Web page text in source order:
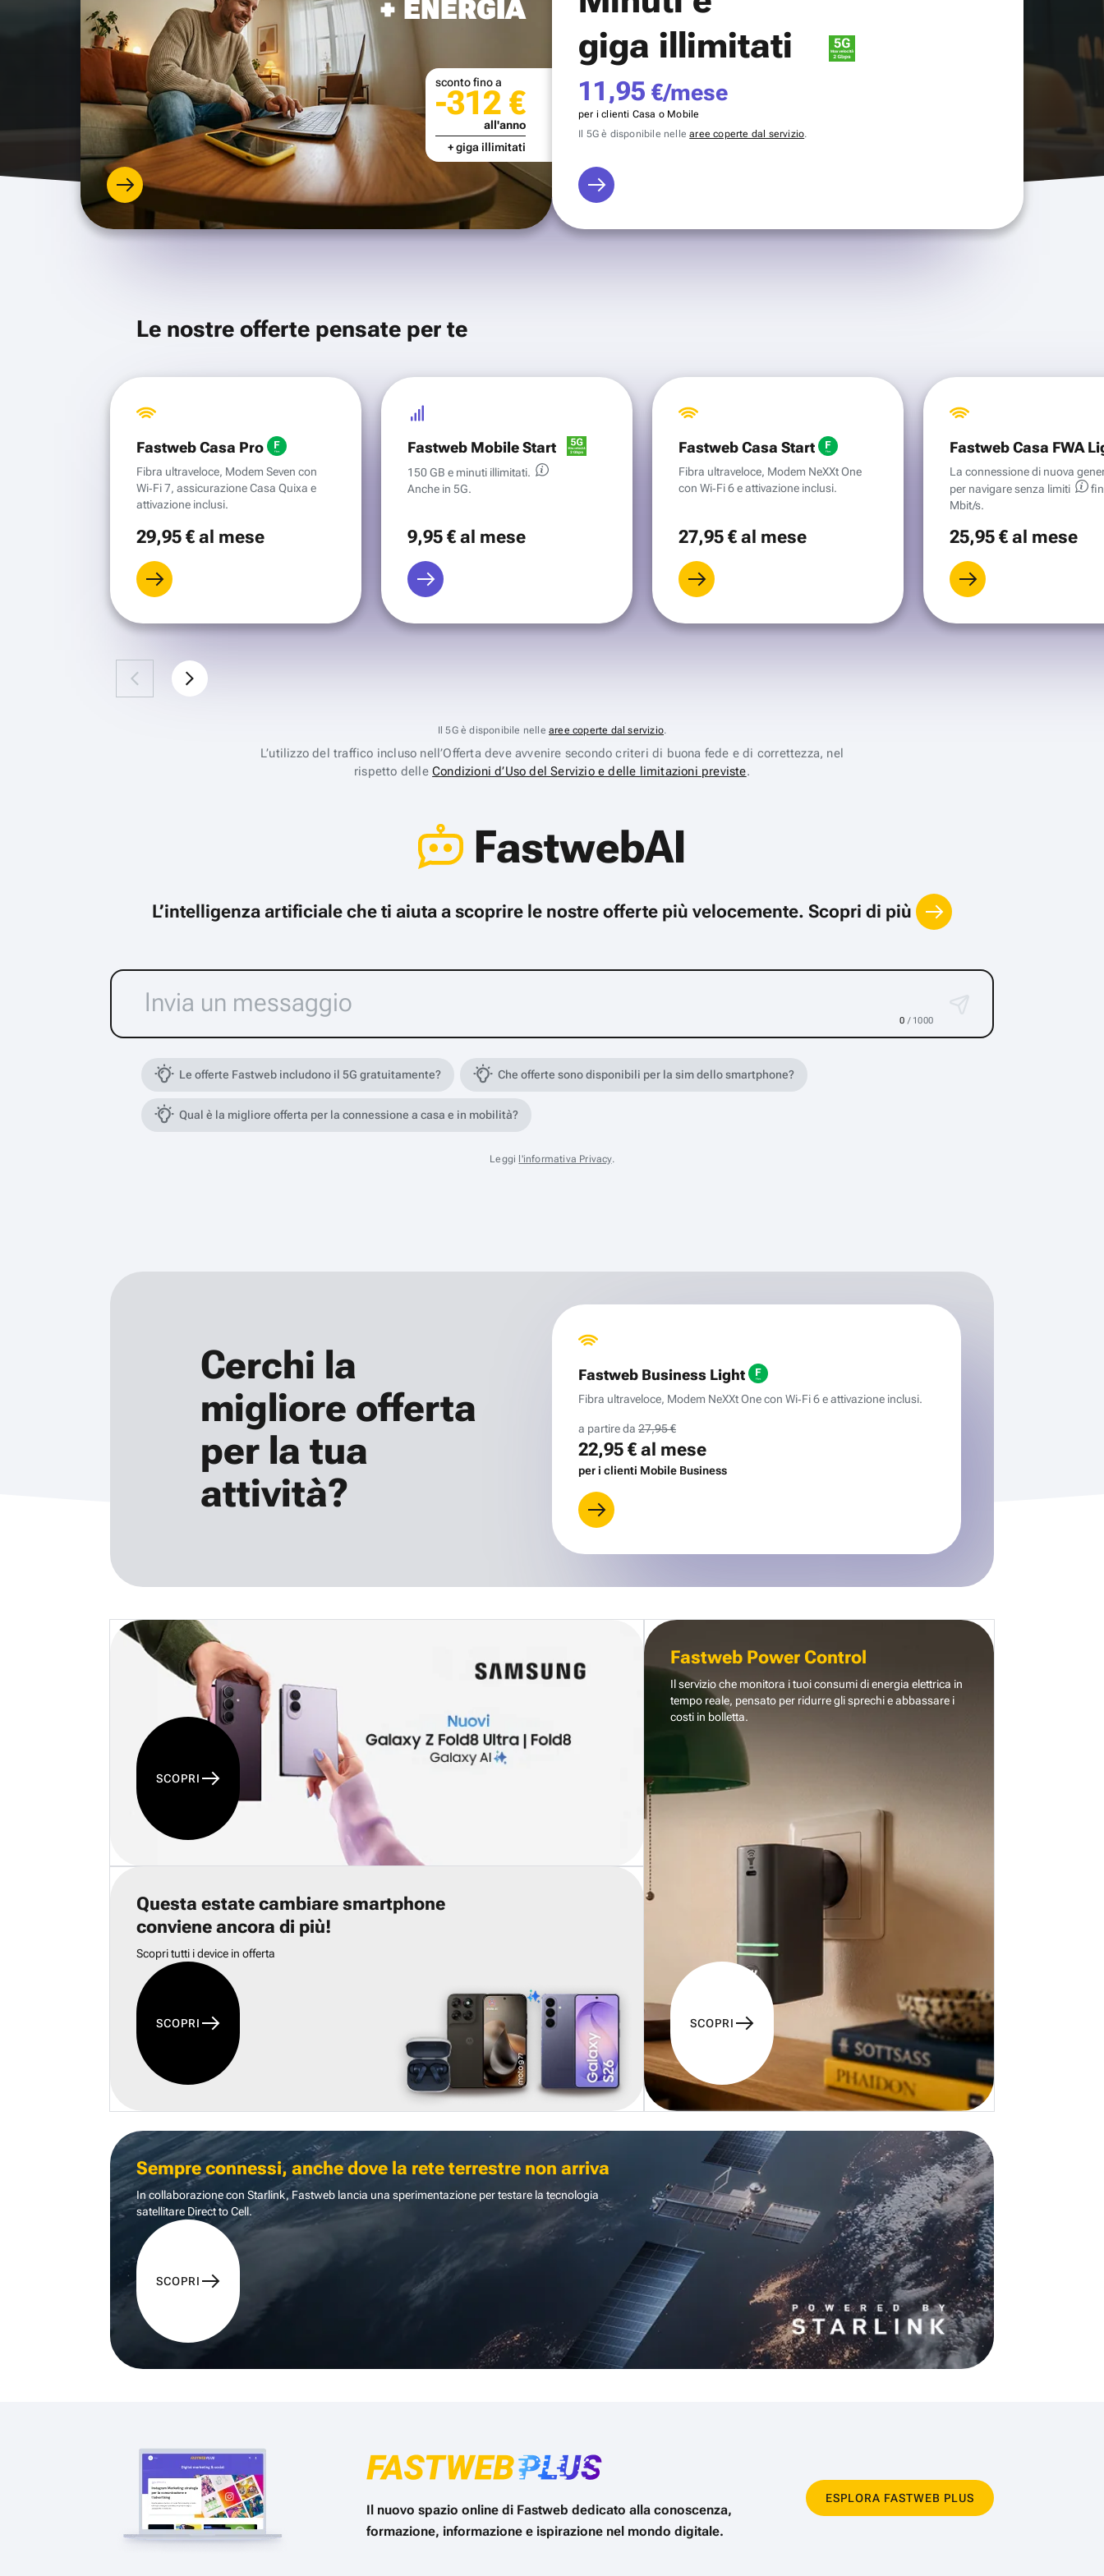
+ ENERGIA
sconto fino a
-312 €
all'anno
+ giga illimitati
giga illimitati
11,95 €/mese
per i clienti Casa o Mobile
Il 5G è disponibile nellearee coperte dal servizio.
Le nostre offerte pensate per te
Fastweb Casa Pro
Fibra ultraveloce, Modem Seven con
Wi‑Fi 7, assicurazione Casa Quixa e
attivazione inclusi.
29,95 €al mese
Fastweb Mobile Start
150 GB e minuti illimitati.
Anche in 5G.
9,95 €al mese
Fastweb Casa Start
Fibra ultraveloce, Modem NeXXt One
con Wi‑Fi 6 e attivazione inclusi.
27,95 €al mese
Fastweb Casa FWA
La connessione di nuova
per navigare senza limiti
Mbit/s.
25,95 €al mese
Il 5G è disponibile nelle aree coperte dal servizio.
L’utilizzo del traffico incluso nell’Offerta deve avvenire secondo criteri di buona fede e di correttezza, nel
rispetto delleCondizioni d’Uso del Servizio e delle limitazioni previste.
FastwebAI
L’intelligenza artificiale che ti aiuta a scoprire le nostre offerte più velocemente. Scopri di più
0 / 1000
Le offerte Fastweb includono il 5G gratuitamente? Che offerte sono disponibili per la sim dello smartphone?
Qual è la migliore offerta per la connessione a casa e in mobilità?
Leggi l'informativa Privacy.
Cerchi la
migliore offerta
per la tua
attività?
Fastweb Business Light
Fibra ultraveloce, Modem NeXXt One con Wi‑Fi 6 e attivazione inclusi.
a partire da 27,95 €
22,95 €al mese
per i clienti Mobile Business
SCOPRI
Questa estate cambiare smartphone
conviene ancora di più!
Scopri tutti i device in offerta
SCOPRI
Fastweb Power Control
Il servizio che monitora i tuoi consumi di energia elettrica in
tempo reale, pensato per ridurre gli sprechi e abbassare i
costi in bolletta.
SCOPRI
Sempre connessi, anche dove la rete terrestre non arriva
In collaborazione con Starlink, Fastweb lancia una sperimentazione per testare la tecnologia
satellitare Direct to Cell.
SCOPRI
Il nuovo spazio online di Fastweb dedicato alla conoscenza,
formazione, informazione e ispirazione nel mondo digitale.
ESPLORA FASTWEB PLUS